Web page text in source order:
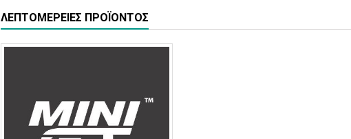
ΛΕΠΤΟΜΈΡΕΙΕΣ ΠΡΟΪΌΝΤΟΣ